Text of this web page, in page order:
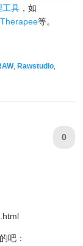
工具 ，如
等。
,Rawstudio
0
吧：